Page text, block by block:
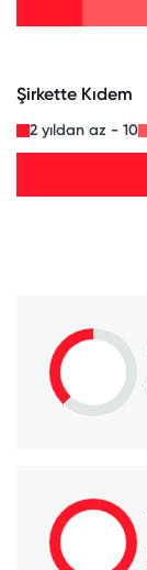
Şirkette Kıdem
2 yıldan az - 10